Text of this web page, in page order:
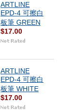
ARTLINE
EPD-4 可擦白
板筆 GREEN
$17.00
ARTLINE
EPD-4 可擦白
板筆 WHITE
$17.00